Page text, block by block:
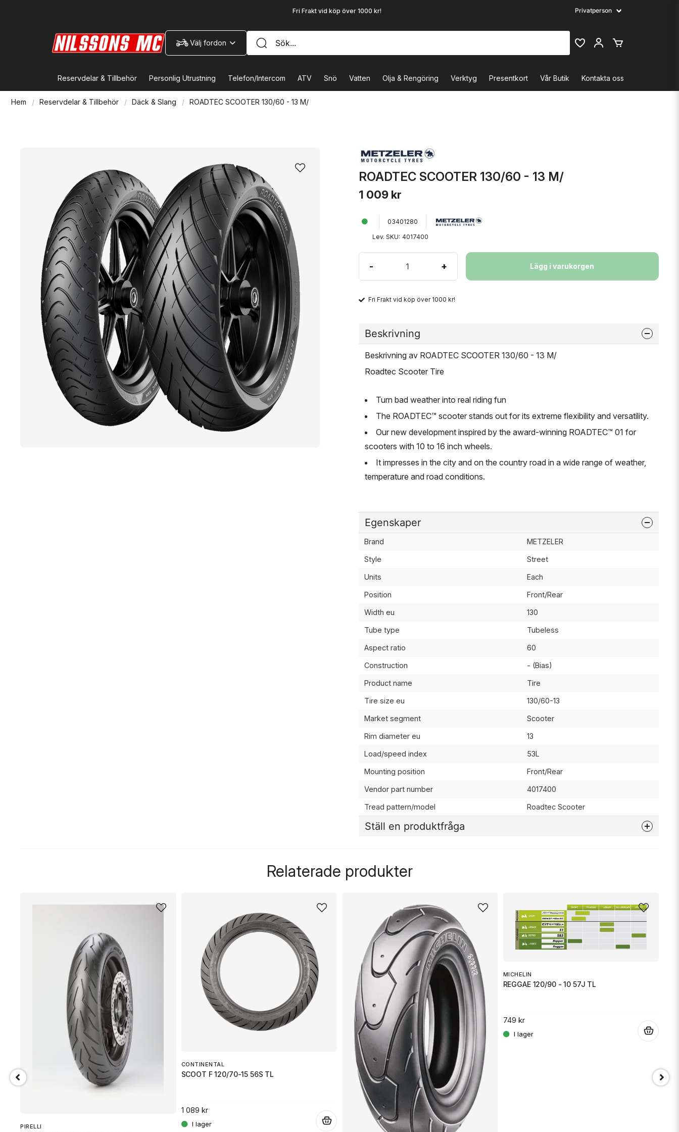
Fri Frakt vid köp över 1000 kr!
Välj fordon
Reservdelar & Tillbehör Personlig Utrustning Telefon/Intercom ATV Snö Vatten Olja & Rengöring Verktyg Presentkort Vår Butik Kontakta oss
Hem Reservdelar & Tillbehör Däck & Slang ROADTEC SCOOTER 130/60 - 13 M/
ROADTEC SCOOTER 130/60 - 13 M/
1 009 kr
03401280
Lev. SKU: 4017400
- + Lägg i varukorgen
Fri Frakt vid köp över 1000 kr!
Beskrivning
Beskrivning av ROADTEC SCOOTER 130/60 - 13 M/
Roadtec Scooter Tire
Turn bad weather into real riding fun
The ROADTEC™ scooter stands out for its extreme flexibility and versatility.
Our new development inspired by the award-winning ROADTEC™ 01 for
scooters with 10 to 16 inch wheels.
It impresses in the city and on the country road in a wide range of weather,
temperature and road conditions.
Egenskaper
Brand METZELER
Style Street
Units Each
Position Front/Rear
Width eu 130
Tube type Tubeless
Aspect ratio 60
Construction - (Bias)
Product name Tire
Tire size eu 130/60-13
Market segment Scooter
Rim diameter eu 13
Load/speed index 53L
Mounting position Front/Rear
Vendor part number 4017400
Tread pattern/model Roadtec Scooter
Ställ en produktfråga
Mejladress
Ja, ni får publicera min fråga
Skicka fråga
Relaterade produkter
PIRELLI
CONTINENTAL
SCOOT F 120/70-15 56S TL
1 089 kr
MICHELIN
REGGAE 120/90 - 10 57J TL
749 kr